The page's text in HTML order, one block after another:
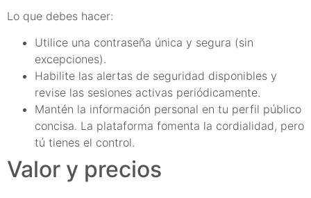
Lo que debes hacer:
Utilice una contraseña única y segura (sin
excepciones).
Habilite las alertas de seguridad disponibles y
revise las sesiones activas periódicamente.
Mantén la información personal en tu perfil público
concisa. La plataforma fomenta la cordialidad, pero
tú tienes el control.
Valor y precios